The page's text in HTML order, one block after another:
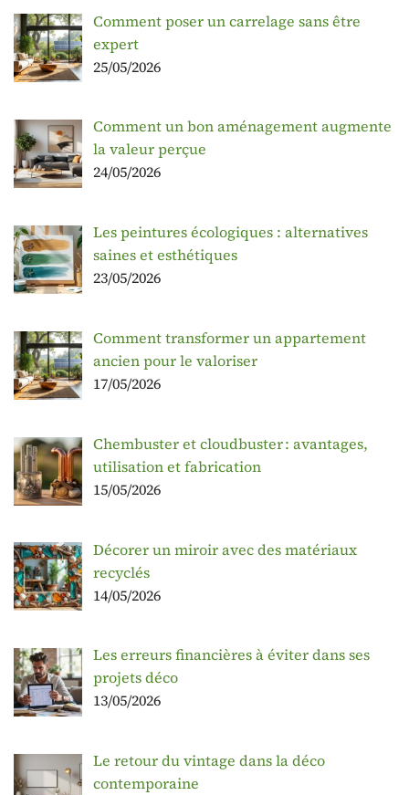
Comment poser un carrelage sans être
expert
25/05/2026
Comment un bon aménagement augmente
la valeur perçue
24/05/2026
Les peintures écologiques : alternatives
saines et esthétiques
23/05/2026
Comment transformer un appartement
ancien pour le valoriser
17/05/2026
Chembuster et cloudbuster : avantages,
utilisation et fabrication
15/05/2026
Décorer un miroir avec des matériaux
recyclés
14/05/2026
Les erreurs financières à éviter dans ses
projets déco
13/05/2026
Le retour du vintage dans la déco
contemporaine